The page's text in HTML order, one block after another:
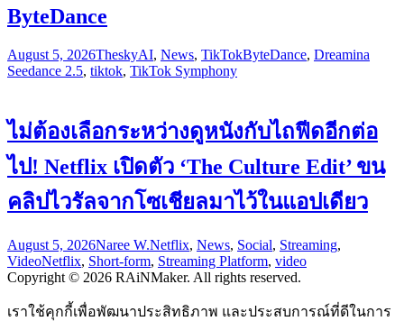
ByteDance
August 5, 2026TheskyAI, News, TikTokByteDance, Dreamina
Seedance 2.5, tiktok, TikTok Symphony
ไม่ต้องเลือกระหว่างดูหนังกับไถฟีดอีกต่อ
ไป! Netflix เปิดตัว ‘The Culture Edit’ ขน
คลิปไวรัลจากโซเชียลมาไว้ในแอปเดียว
August 5, 2026Naree W.Netflix, News, Social, Streaming,
VideoNetflix, Short-form, Streaming Platform, video
Copyright © 2026 RAiNMaker. All rights reserved.
เราใช้คุกกี้เพื่อพัฒนาประสิทธิภาพ และประสบการณ์ที่ดีในการ